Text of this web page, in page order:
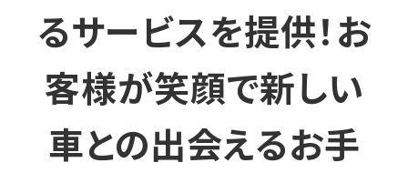
るサービスを提供！お
客様が笑顔で新しい
車との出会えるお手